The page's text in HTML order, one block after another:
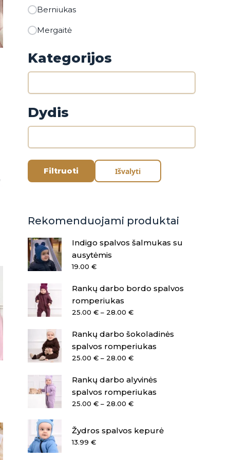
Berniukas
Mergaitė
Kategorijos
Dydis
Filtruoti Išvalyti
Rekomenduojami produktai
Indigo spalvos šalmukas su
ausytėmis
19.00 €
Rankų darbo bordo spalvos
romperiukas
25.00 € – 28.00 €Price
25.00 €
through
28.00 €
Rankų darbo šokoladinės
spalvos romperiukas
25.00 € – 28.00 €Price
25.00 €
through
28.00 €
Rankų darbo alyvinės
spalvos romperiukas
25.00 € – 28.00 €Price
through
Žydros spalvos kepurė
13.99 €